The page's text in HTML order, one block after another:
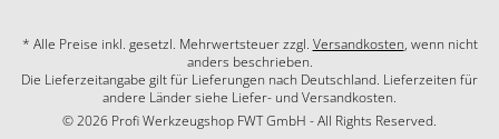
* Alle Preise inkl. gesetzl. Mehrwertsteuer zzgl. Versandkosten, wenn nicht
anders beschrieben.
Die Lieferzeitangabe gilt für Lieferungen nach Deutschland. Lieferzeiten für
andere Länder siehe Liefer- und Versandkosten.
© 2026 Profi Werkzeugshop FWT GmbH - All Rights Reserved.